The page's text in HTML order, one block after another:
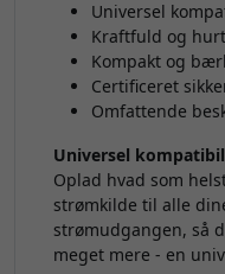
Universel
Kraftfuld og
Kompakt og
Certificeret
Omfattende
Universel
Oplad hvad som
strømkilde til alle
strømudgangen, så
meget mere - en